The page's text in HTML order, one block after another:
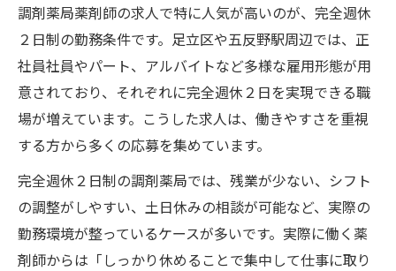
調剤薬局薬剤師の生活充実には完全週休２
日
五反野駅求人で叶える理想のワークライフ
完全週休２日制が支える働き方改革の実情
プライベート満喫できる完全週休２日職場
完全週休２日求人が安定就業に繋がる理由
調剤薬局薬剤師に長く選ばれる職場環境
安心感のある完全週休２日職場の魅力解説
調剤薬局薬剤師の求人で特に人気が高いのが、完全週休
２日制の勤務条件です。足立区や五反野駅周辺では、正
社員社員やパート、アルバイトなど多様な雇用形態が用
意されており、それぞれに完全週休２日を実現できる職
場が増えています。こうした求人は、働きやすさを重視
する方から多くの応募を集めています。
完全週休２日制の調剤薬局では、残業が少ない、シフト
の調整がしやすい、土日休みの相談が可能など、実際の
勤務環境が整っているケースが多いです。実際に働く薬
剤師からは「しっかり休めることで集中して仕事に取り